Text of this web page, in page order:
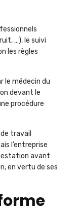
…), le suivi
les règles
le médecin du
devant le
procédure
travail
l’entreprise
avant
en vertu de ses